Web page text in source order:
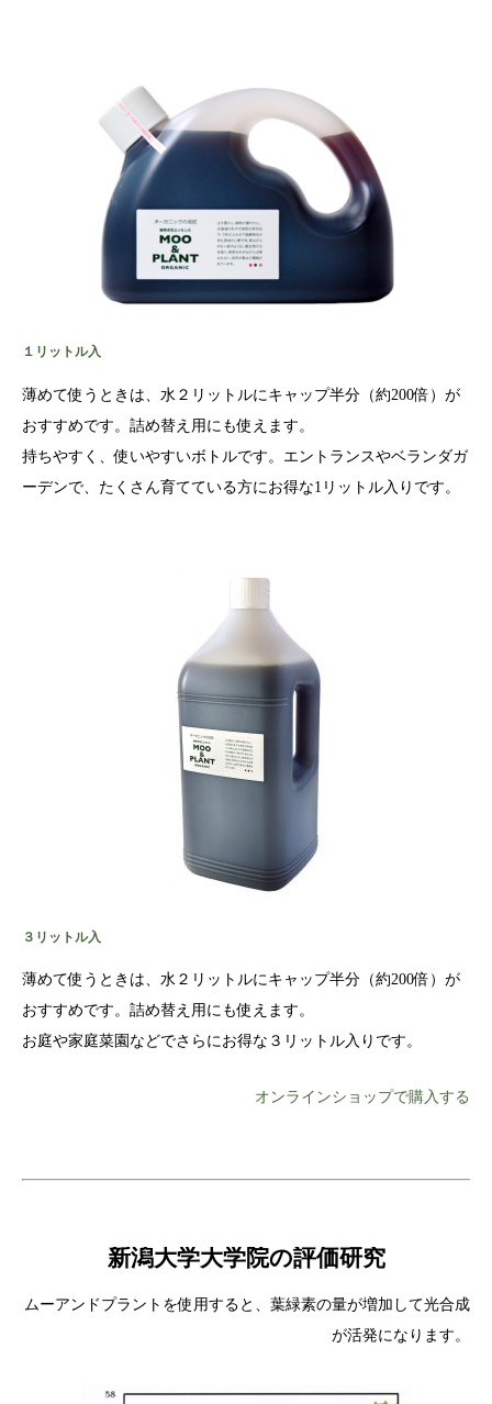
１リットル入
薄めて使うときは、水２リットルにキャップ半分（約200倍）が
おすすめです。詰め替え用にも使えます。
持ちやすく、使いやすいボトルです。エントランスやベランダガ
ーデンで、たくさん育てている方にお得な1リットル入りです。
３リットル入
薄めて使うときは、水２リットルにキャップ半分（約200倍）が
おすすめです。詰め替え用にも使えます。
お庭や家庭菜園などでさらにお得な３リットル入りです。
オンラインショップで購入する
新潟大学大学院の評価研究
ムーアンドプラントを使用すると、葉緑素の量が増加して光合成
が活発になります。